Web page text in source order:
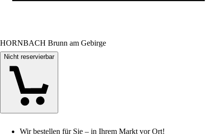
HORNBACH Brunn am Gebirge
Nicht reservierbar
Wir bestellen für Sie – in Ihrem Markt vor Ort!